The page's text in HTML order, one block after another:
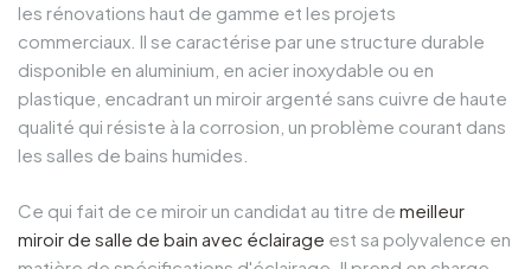
les rénovations haut de gamme et les projets
commerciaux. Il se caractérise par une structure durable
disponible en aluminium, en acier inoxydable ou en
plastique, encadrant un miroir argenté sans cuivre de haute
qualité qui résiste à la corrosion, un problème courant dans
les salles de bains humides.
Ce qui fait de ce miroir un candidat au titre de meilleur
miroir de salle de bain avec éclairage est sa polyvalence en